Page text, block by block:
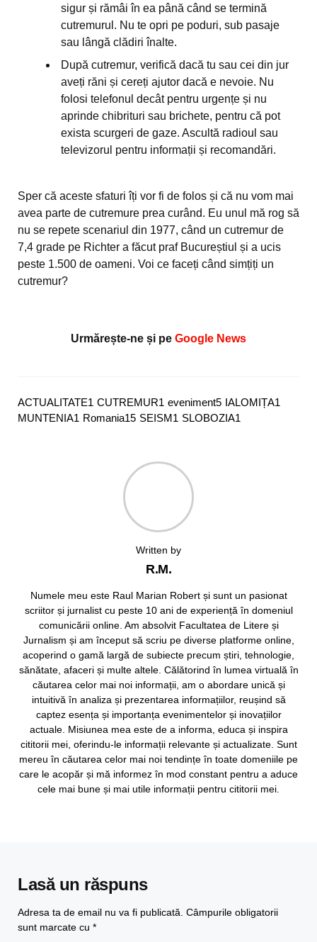
sigur și rămâi în ea până când se termină
cutremurul. Nu te opri pe poduri, sub pasaje
sau lângă clădiri înalte.
După cutremur, verifică dacă tu sau cei din jur
aveți răni și cereți ajutor dacă e nevoie. Nu
folosi telefonul decât pentru urgențe și nu
aprinde chibrituri sau brichete, pentru că pot
exista scurgeri de gaze. Ascultă radioul sau
televizorul pentru informații și recomandări.
Sper că aceste sfaturi îți vor fi de folos și că nu vom mai
avea parte de cutremure prea curând. Eu unul mă rog să
nu se repete scenariul din 1977, când un cutremur de
7,4 grade pe Richter a făcut praf Bucureștiul și a ucis
peste 1.500 de oameni. Voi ce faceți când simțiți un
cutremur?
Urmărește-ne și pe Google News
ACTUALITATE1 CUTREMUR1 eveniment5 IALOMIȚA1
MUNTENIA1 Romania15 SEISM1 SLOBOZIA1
Written by
R.M.
Numele meu este Raul Marian Robert și sunt un pasionat
scriitor și jurnalist cu peste 10 ani de experiență în domeniul
comunicării online. Am absolvit Facultatea de Litere și
Jurnalism și am început să scriu pe diverse platforme online,
acoperind o gamă largă de subiecte precum știri, tehnologie,
sănătate, afaceri și multe altele. Călătorind în lumea virtuală în
căutarea celor mai noi informații, am o abordare unică și
intuitivă în analiza și prezentarea informațiilor, reușind să
captez esența și importanța evenimentelor și inovațiilor
actuale. Misiunea mea este de a informa, educa și inspira
cititorii mei, oferindu-le informații relevante și actualizate. Sunt
mereu în căutarea celor mai noi tendințe în toate domeniile pe
care le acopăr și mă informez în mod constant pentru a aduce
cele mai bune și mai utile informații pentru cititorii mei.
Lasă un răspuns
Adresa ta de email nu va fi publicată. Câmpurile obligatorii
sunt marcate cu *